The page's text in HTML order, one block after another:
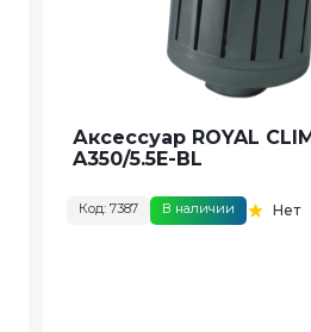
Аксессуар ROYAL
A350/5.5E-BL
Код: 7387 В наличии Нет